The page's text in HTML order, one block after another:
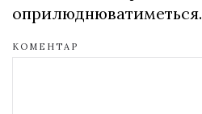
оприлюднюватиметься.
КОМЕНТАР